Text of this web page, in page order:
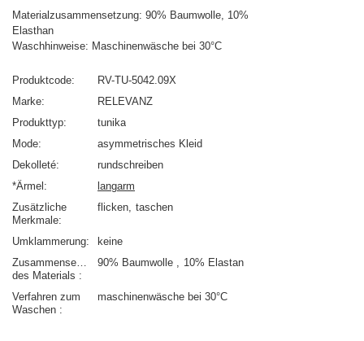
Materialzusammensetzung: 90% Baumwolle, 10%
Elasthan
Waschhinweise: Maschinenwäsche bei 30°C
Produktcode
RV-TU-5042.09X
Marke
RELEVANZ
Produkttyp
tunika
Mode
asymmetrisches Kleid
Dekolleté
rundschreiben
*Ärmel
langarm
Zusätzliche
Merkmale
flicken taschen
Umklammerung
keine
Zusammensetzung
des Materials
90% Baumwolle 10% Elastan
Verfahren zum
Waschen
maschinenwäsche bei 30°C